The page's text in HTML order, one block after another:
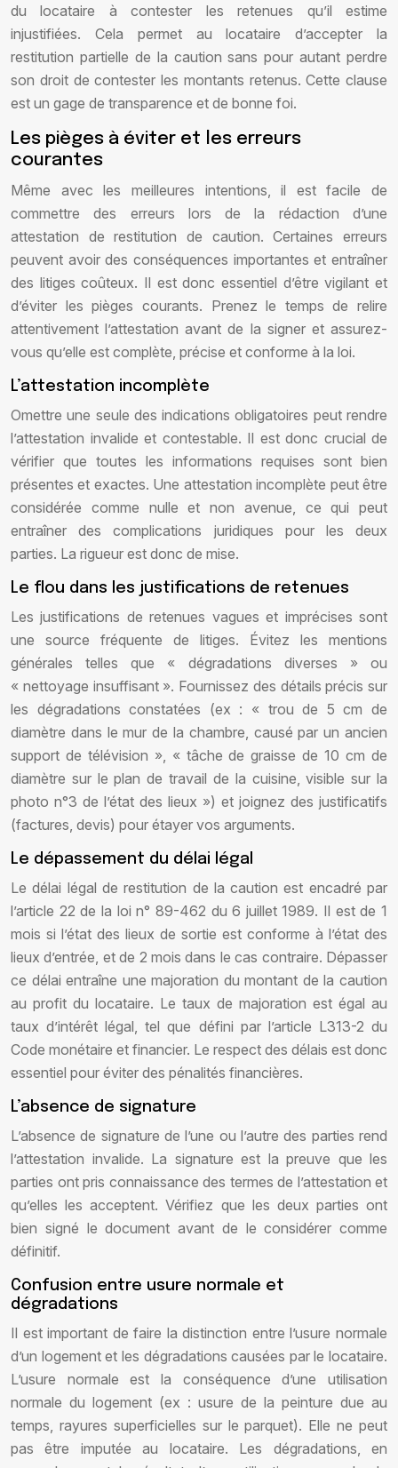
du locataire à contester les retenues qu’il estime
injustifiées. Cela permet au locataire d’accepter la
restitution partielle de la caution sans pour autant perdre
son droit de contester les montants retenus. Cette clause
est un gage de transparence et de bonne foi.
Les pièges à éviter et les erreurs
courantes
Même avec les meilleures intentions, il est facile de
commettre des erreurs lors de la rédaction d’une
attestation de restitution de caution. Certaines erreurs
peuvent avoir des conséquences importantes et entraîner
des litiges coûteux. Il est donc essentiel d’être vigilant et
d’éviter les pièges courants. Prenez le temps de relire
attentivement l’attestation avant de la signer et assurez-
vous qu’elle est complète, précise et conforme à la loi.
L’attestation incomplète
Omettre une seule des indications obligatoires peut rendre
l’attestation invalide et contestable. Il est donc crucial de
vérifier que toutes les informations requises sont bien
présentes et exactes. Une attestation incomplète peut être
considérée comme nulle et non avenue, ce qui peut
entraîner des complications juridiques pour les deux
parties. La rigueur est donc de mise.
Le flou dans les justifications de retenues
Les justifications de retenues vagues et imprécises sont
une source fréquente de litiges. Évitez les mentions
générales telles que « dégradations diverses » ou
« nettoyage insuffisant ». Fournissez des détails précis sur
les dégradations constatées (ex : « trou de 5 cm de
diamètre dans le mur de la chambre, causé par un ancien
support de télévision », « tâche de graisse de 10 cm de
diamètre sur le plan de travail de la cuisine, visible sur la
photo n°3 de l’état des lieux ») et joignez des justificatifs
(factures, devis) pour étayer vos arguments.
Le dépassement du délai légal
Le délai légal de restitution de la caution est encadré par
l’article 22 de la loi n° 89-462 du 6 juillet 1989. Il est de 1
mois si l’état des lieux de sortie est conforme à l’état des
lieux d’entrée, et de 2 mois dans le cas contraire. Dépasser
ce délai entraîne une majoration du montant de la caution
au profit du locataire. Le taux de majoration est égal au
taux d’intérêt légal, tel que défini par l’article L313-2 du
Code monétaire et financier. Le respect des délais est donc
essentiel pour éviter des pénalités financières.
L’absence de signature
L’absence de signature de l’une ou l’autre des parties rend
l’attestation invalide. La signature est la preuve que les
parties ont pris connaissance des termes de l’attestation et
qu’elles les acceptent. Vérifiez que les deux parties ont
bien signé le document avant de le considérer comme
définitif.
Confusion entre usure normale et
dégradations
Il est important de faire la distinction entre l’usure normale
d’un logement et les dégradations causées par le locataire.
L’usure normale est la conséquence d’une utilisation
normale du logement (ex : usure de la peinture due au
temps, rayures superficielles sur le parquet). Elle ne peut
pas être imputée au locataire. Les dégradations, en